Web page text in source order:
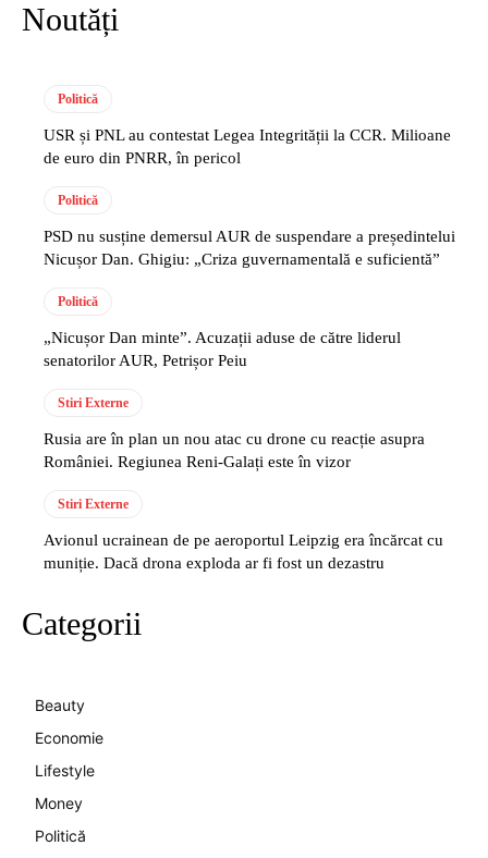
Noutăți
Politică
USR și PNL au contestat Legea Integrității la CCR. Milioane
de euro din PNRR, în pericol
Politică
PSD nu susține demersul AUR de suspendare a președintelui
Nicușor Dan. Ghigiu: „Criza guvernamentală e suficientă”
Politică
„Nicușor Dan minte”. Acuzații aduse de către liderul
senatorilor AUR, Petrișor Peiu
Stiri Externe
Rusia are în plan un nou atac cu drone cu reacție asupra
României. Regiunea Reni-Galați este în vizor
Stiri Externe
Avionul ucrainean de pe aeroportul Leipzig era încărcat cu
muniție. Dacă drona exploda ar fi fost un dezastru
Categorii
Beauty
Economie
Lifestyle
Money
Politică